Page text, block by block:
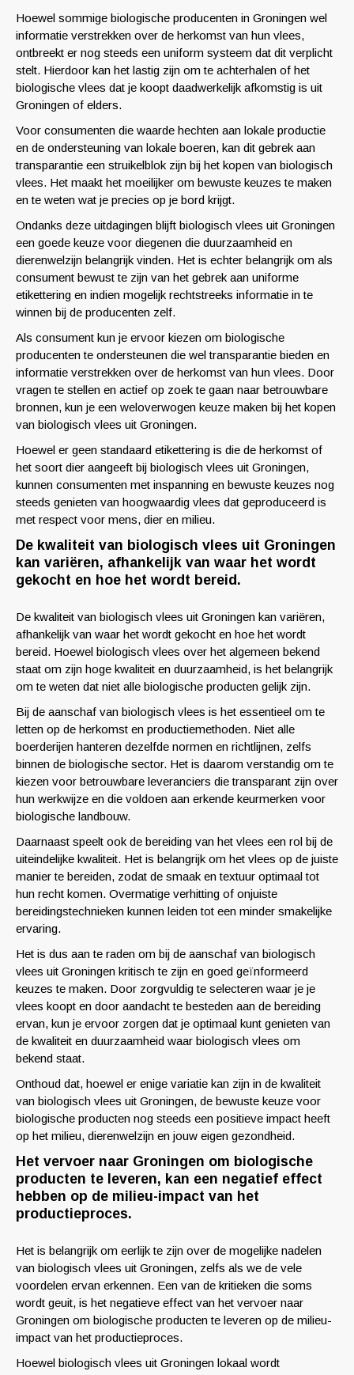
Hoewel sommige biologische producenten in Groningen wel
informatie verstrekken over de herkomst van hun vlees,
ontbreekt er nog steeds een uniform systeem dat dit verplicht
stelt. Hierdoor kan het lastig zijn om te achterhalen of het
biologische vlees dat je koopt daadwerkelijk afkomstig is uit
Groningen of elders.
Voor consumenten die waarde hechten aan lokale productie
en de ondersteuning van lokale boeren, kan dit gebrek aan
transparantie een struikelblok zijn bij het kopen van biologisch
vlees. Het maakt het moeilijker om bewuste keuzes te maken
en te weten wat je precies op je bord krijgt.
Ondanks deze uitdagingen blijft biologisch vlees uit Groningen
een goede keuze voor diegenen die duurzaamheid en
dierenwelzijn belangrijk vinden. Het is echter belangrijk om als
consument bewust te zijn van het gebrek aan uniforme
etikettering en indien mogelijk rechtstreeks informatie in te
winnen bij de producenten zelf.
Als consument kun je ervoor kiezen om biologische
producenten te ondersteunen die wel transparantie bieden en
informatie verstrekken over de herkomst van hun vlees. Door
vragen te stellen en actief op zoek te gaan naar betrouwbare
bronnen, kun je een weloverwogen keuze maken bij het kopen
van biologisch vlees uit Groningen.
Hoewel er geen standaard etikettering is die de herkomst of
het soort dier aangeeft bij biologisch vlees uit Groningen,
kunnen consumenten met inspanning en bewuste keuzes nog
steeds genieten van hoogwaardig vlees dat geproduceerd is
met respect voor mens, dier en milieu.
De kwaliteit van biologisch vlees uit Groningen
kan variëren, afhankelijk van waar het wordt
gekocht en hoe het wordt bereid.
De kwaliteit van biologisch vlees uit Groningen kan variëren,
afhankelijk van waar het wordt gekocht en hoe het wordt
bereid. Hoewel biologisch vlees over het algemeen bekend
staat om zijn hoge kwaliteit en duurzaamheid, is het belangrijk
om te weten dat niet alle biologische producten gelijk zijn.
Bij de aanschaf van biologisch vlees is het essentieel om te
letten op de herkomst en productiemethoden. Niet alle
boerderijen hanteren dezelfde normen en richtlijnen, zelfs
binnen de biologische sector. Het is daarom verstandig om te
kiezen voor betrouwbare leveranciers die transparant zijn over
hun werkwijze en die voldoen aan erkende keurmerken voor
biologische landbouw.
Daarnaast speelt ook de bereiding van het vlees een rol bij de
uiteindelijke kwaliteit. Het is belangrijk om het vlees op de juiste
manier te bereiden, zodat de smaak en textuur optimaal tot
hun recht komen. Overmatige verhitting of onjuiste
bereidingstechnieken kunnen leiden tot een minder smakelijke
ervaring.
Het is dus aan te raden om bij de aanschaf van biologisch
vlees uit Groningen kritisch te zijn en goed geïnformeerd
keuzes te maken. Door zorgvuldig te selecteren waar je je
vlees koopt en door aandacht te besteden aan de bereiding
ervan, kun je ervoor zorgen dat je optimaal kunt genieten van
de kwaliteit en duurzaamheid waar biologisch vlees om
bekend staat.
Onthoud dat, hoewel er enige variatie kan zijn in de kwaliteit
van biologisch vlees uit Groningen, de bewuste keuze voor
biologische producten nog steeds een positieve impact heeft
op het milieu, dierenwelzijn en jouw eigen gezondheid.
Het vervoer naar Groningen om biologische
producten te leveren, kan een negatief effect
hebben op de milieu-impact van het
productieproces.
Het is belangrijk om eerlijk te zijn over de mogelijke nadelen
van biologisch vlees uit Groningen, zelfs als we de vele
voordelen ervan erkennen. Een van de kritieken die soms
wordt geuit, is het negatieve effect van het vervoer naar
Groningen om biologische producten te leveren op de milieu-
impact van het productieproces.
Hoewel biologisch vlees uit Groningen lokaal wordt